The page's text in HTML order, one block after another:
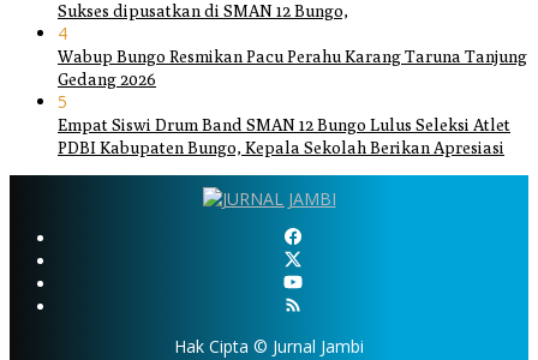
Sukses dipusatkan di SMAN 12 Bungo,
4
Wabup Bungo Resmikan Pacu Perahu Karang Taruna Tanjung
Gedang 2026
5
Empat Siswi Drum Band SMAN 12 Bungo Lulus Seleksi Atlet
PDBI Kabupaten Bungo, Kepala Sekolah Berikan Apresiasi
Hak Cipta © Jurnal Jambi